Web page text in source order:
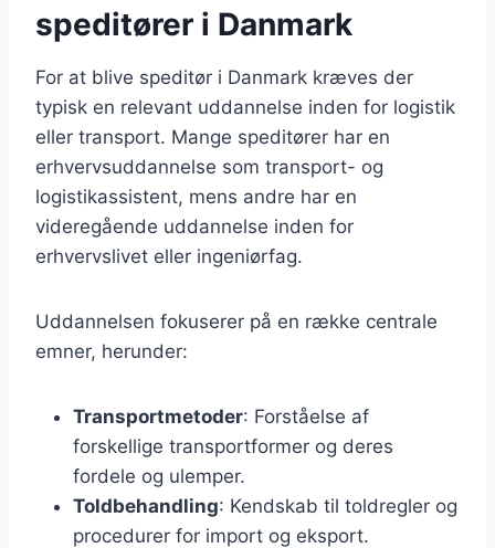
speditører i Danmark
For at blive speditør i Danmark kræves der
typisk en relevant uddannelse inden for logistik
eller transport. Mange speditører har en
erhvervsuddannelse som transport- og
logistikassistent, mens andre har en
videregående uddannelse inden for
erhvervslivet eller ingeniørfag.
Uddannelsen fokuserer på en række centrale
emner, herunder:
Transportmetoder: Forståelse af
forskellige transportformer og deres
fordele og ulemper.
Toldbehandling: Kendskab til toldregler og
procedurer for import og eksport.